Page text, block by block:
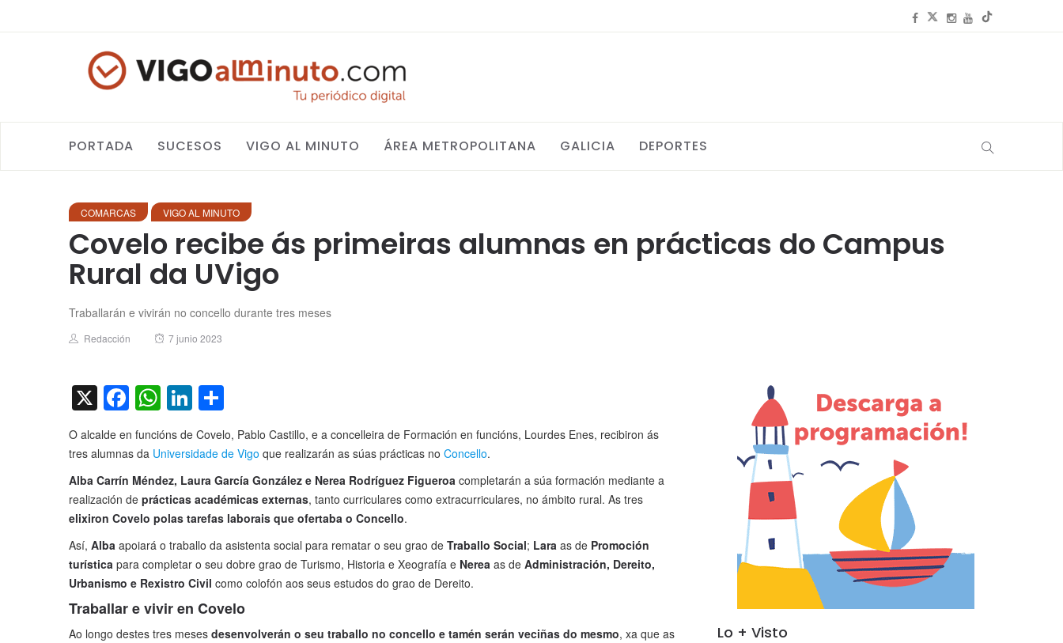
PORTADA SUCESOS VIGO AL MINUTO ÁREA METROPOLITANA GALICIA DEPORTES
COMARCAS VIGO AL MINUTO
Covelo recibe ás primeiras alumnas en prácticas do Campus
Rural da UVigo
Traballarán e vivirán no concello durante tres meses
Author
Redacción
Posted
7 junio 2023
X Facebook
WhatsApp
LinkedIn
O alcalde en funcións de Covelo, Pablo Castillo, e a concelleira de Formación en funcións, Lourdes Enes, recibiron ás
tres alumnas da Universidade de Vigo que realizarán as súas prácticas no Concello.
Alba Carrín Méndez, Laura García González e Nerea Rodríguez Figueroa completarán a súa formación mediante a
realización de prácticas académicas externas, tanto curriculares como extracurriculares, no ámbito rural. As tres
elixiron Covelo polas tarefas laborais que ofertaba o Concello.
Así, Alba apoiará o traballo da asistenta social para rematar o seu grao de Traballo Social; Lara as de Promoción
turística para completar o seu dobre grao de Turismo, Historia e Xeografía e Nerea as de Administración, Dereito,
Urbanismo e Rexistro Civil como colofón aos seus estudos do grao de Dereito.
Traballar e vivir en Covelo
Ao longo destes tres meses desenvolverán o seu traballo no concello e tamén serán veciñas do mesmo, xa que as
Lo + Visto